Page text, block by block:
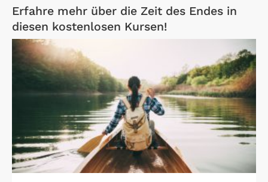
Erfahre mehr über die Zeit des Endes in
diesen kostenlosen Kursen!
Open Link